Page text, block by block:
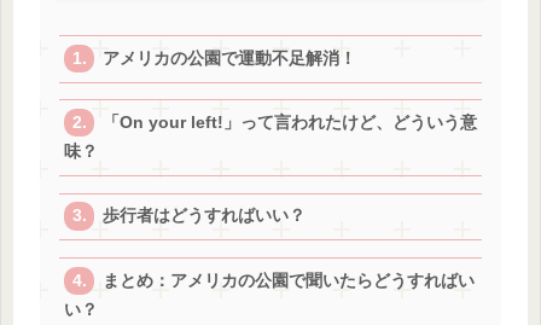
アメリカの公園で運動不足解消！
「On your left!」って言われたけど、どういう意
味？
歩行者はどうすればいい？
まとめ：アメリカの公園で聞いたらどうすればい
い？